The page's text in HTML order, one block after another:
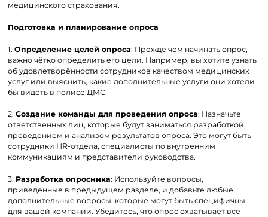
медицинского страхования.
Подготовка и планирование опроса
1.Определение целей опроса: Прежде чем начинать опрос,
важно чётко определить его цели. Например, вы хотите узнать
об удовлетворённости сотрудников качеством медицинских
услуг или выяснить, какие дополнительные услуги они хотели
бы видеть в полисе ДМС.
2.Создание команды для проведения опроса: Назначьте
ответственных лиц, которые будут заниматься разработкой,
проведением и анализом результатов опроса. Это могут быть
сотрудники HR-отдела, специалисты по внутренним
коммуникациям и представители руководства.
3. Разработка опросника: Используйте вопросы,
приведенные в предыдущем разделе, и добавьте любые
дополнительные вопросы, которые могут быть специфичны
для вашей компании. Убедитесь, что опрос охватывает все